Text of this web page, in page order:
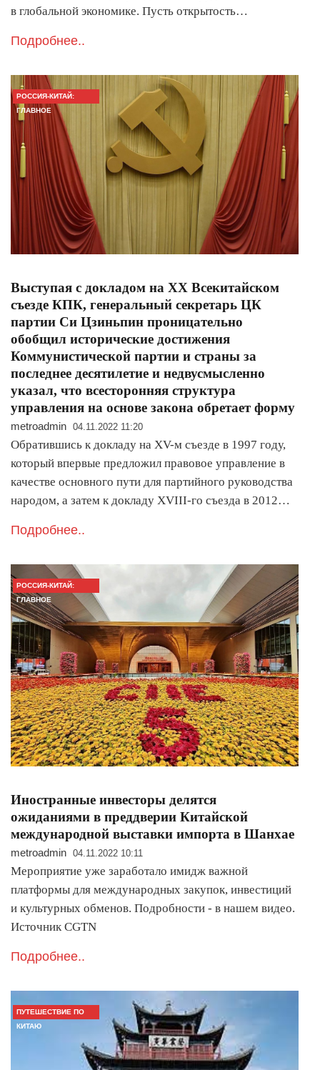
в глобальной экономике. Пусть открытость…
Подробнее..
РОССИЯ-КИТАЙ:
ГЛАВНОЕ
Выступая с докладом на ХХ Всекитайском
съезде КПК, генеральный секретарь ЦК
партии Си Цзиньпин проницательно
обобщил исторические достижения
Коммунистической партии и страны за
последнее десятилетие и недвусмысленно
указал, что всесторонняя структура
управления на основе закона обретает форму
metroadmin 04.11.2022 11:20
Обратившись к докладу на XV-м съезде в 1997 году,
который впервые предложил правовое управление в
качестве основного пути для партийного руководства
народом, а затем к докладу XVIII-го съезда в 2012…
Подробнее..
РОССИЯ-КИТАЙ:
ГЛАВНОЕ
Иностранные инвесторы делятся
ожиданиями в преддверии Китайской
международной выставки импорта в Шанхае
metroadmin 04.11.2022 10:11
Мероприятие уже заработало имидж важной
платформы для международных закупок, инвестиций
и культурных обменов. Подробности - в нашем видео.
Источник CGTN
Подробнее..
ПУТЕШЕСТВИЕ ПО
КИТАЮ